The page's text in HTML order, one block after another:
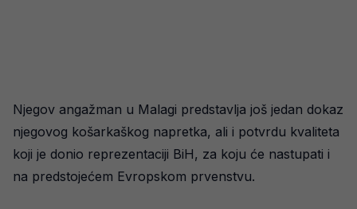
Njegov angažman u Malagi predstavlja još jedan dokaz
njegovog košarkaškog napretka, ali i potvrdu kvaliteta
koji je donio reprezentaciji BiH, za koju će nastupati i
na predstojećem Evropskom prvenstvu.